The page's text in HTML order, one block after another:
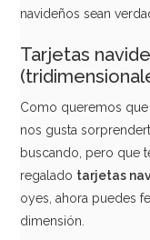
navideños sean
Tarjetas
Como queremos
nos gusta
buscando, pero que
regalado tarjetas
oyes, ahora puedes
dimensión.